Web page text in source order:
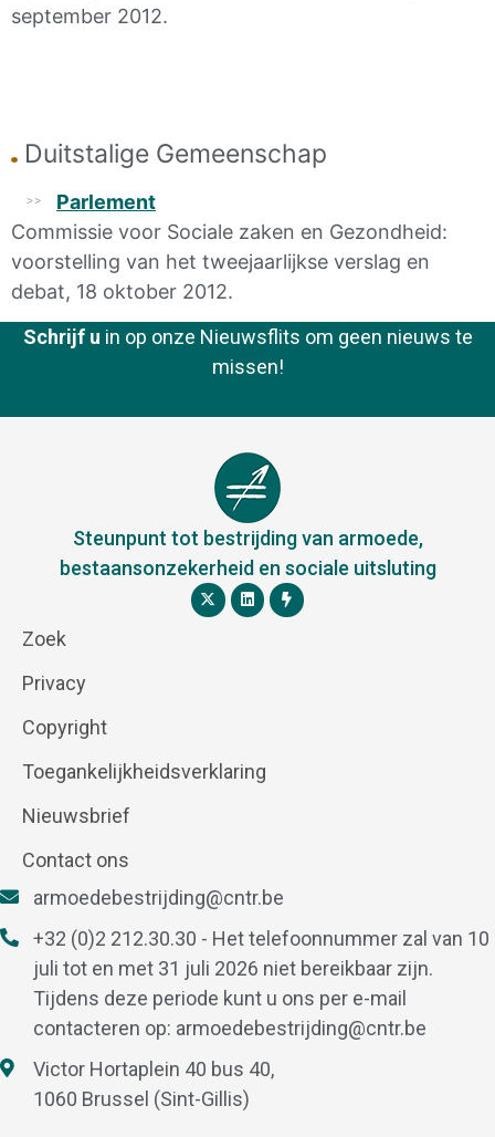
september 2012.
Duitstalige Gemeenschap
Parlement
Commissie voor Sociale zaken en Gezondheid:
voorstelling van het tweejaarlijkse verslag en
debat, 18 oktober 2012.
Schrijf u in op onze Nieuwsflits om geen nieuws te
missen!
Steunpunt tot bestrijding van armoede,
bestaansonzekerheid en sociale uitsluting
Zoek
Privacy
Copyright
Toegankelijkheidsverklaring
Nieuwsbrief
Contact ons
armoedebestrijding@cntr.be
+32 (0)2 212.30.30 - Het telefoonnummer zal van 10
juli tot en met 31 juli 2026 niet bereikbaar zijn.
Tijdens deze periode kunt u ons per e-mail
contacteren op: armoedebestrijding@cntr.be
Victor Hortaplein 40 bus 40,
1060 Brussel (Sint-Gillis)